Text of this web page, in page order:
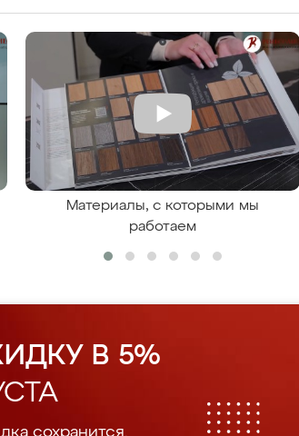
Материалы, с которыми мы
работаем
В 5%
сохранится.